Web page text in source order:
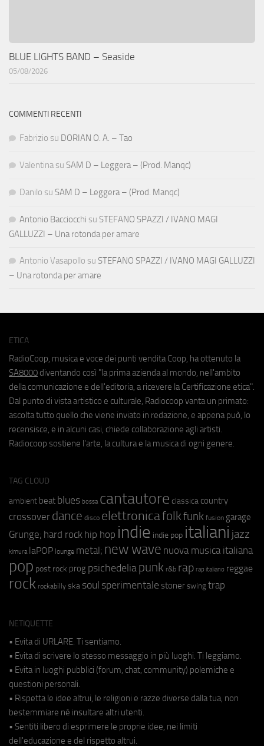
BLUE LIGHTS BAND – Seaside
05/08/2026
COMMENTI RECENTI
Fabrizio su DORIAN O. A. – Tao
Valentina su SAM D – Leggera – (Prod. Manqc)
Danilo su SAM D – Leggera – (Prod. Manqc)
Antonio Bacciocchi su STEFANO SPAZZI / IVANO MAGI
GALLUZZI – Una rotonda per amare
Antonio Vasapollo su STEFANO SPAZZI / IVANO MAGI GALLUZZI
– Una rotonda per amare
ETICA
RadioCoop, musica e voce dei punti vendita Coop, ha ottenuto la
SA8000 diventando così "la prima azienda al mondo, nell'ambito
della comunicazione e dell'editoria, a ricevere la Certificazione etica".
Dal punto di vista artistico e culturale, Radiocoop vanta un primato:
ascolta tutto quello che viene inviato in redazione, e appena può, lo
recensisce, e in alcuni casi, chiede collaborazione agli artisti.
Radiocoop sostiene l'arte, la cultura e la musica di ogni genere.
TAG CLOUD
ambient beat blues bossa cantautore classica country
crossover dance disco elettronicafolkfunk fusion garage
Grunge; hard rock hip hop indie indie pop italiani jazz
kimura laPOP lounge metal; new wave nuova musica italiana
pop post rock prog psichedeliapunk r&b rap rap italiano reggae
rock rockabilly ska soul sperimentale stoner swing trap
NETIQUETTE
• Evita di URLARE. Ti sentiamo.
• Evita di scrivere lo stesso messaggio in più luoghi. Ti leggiamo.
• Evita in luoghi pubblici (forum, chat, community) polemiche e
questioni personali.
• Rispetta le idee altrui, le religioni e razze diverse dalla tua, non
bestemmiare né insultare altri utenti.
• Sentiti libero di esprimere le proprie idee, nei limiti
dell'educazione e del rispetto altrui.